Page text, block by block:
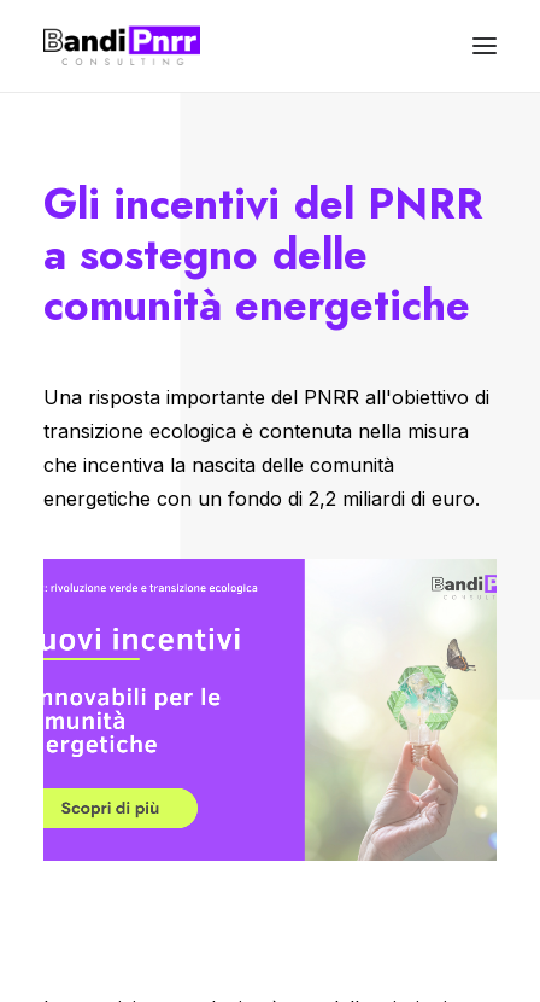
IL PNRR
METODO DI LAVORO
SERVIZI IMPRESE
NEWS
Gli incentivi del PNRR
a sostegno delle
comunità energetiche
Una risposta importante del PNRR all'obiettivo di
transizione ecologica è contenuta nella misura
che incentiva la nascita delle comunità
energetiche con un fondo di 2,2 miliardi di euro.